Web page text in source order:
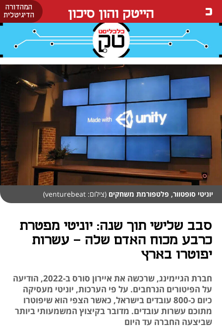
המהדורה
הדיגיטלית
הייטק והון סיכון
יוניטי סופטוור, פלטפורמת משחקים (צילום: venturebeat)
סבב שלישי תוך שנה: יוניטי מפטרת
כרבע מכוח האדם שלה - עשרות
יפוטרו בארץ
חברת הגיימינג, שרכשה את איירון סורס ב-2022, הודיעה
על הפיטורים הנרחבים. על פי הערכות, יוניטי מעסיקה
כיום כ-800 עובדים בישראל, כאשר הצפי הוא שיפוטרו
מתוכם עשרות עובדים. מדובר בקיצוץ המשמעותי ביותר
שביצעה החברה עד היום